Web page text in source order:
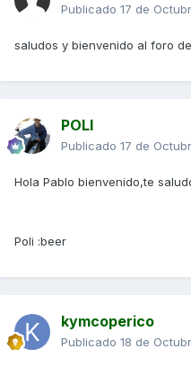
Publicado 17 de
saludos y bienvenido al foro
POLI
Publicado 17 de
Hola Pablo bienvenido,te
Poli :beer
kymcoperico
Publicado 18 de